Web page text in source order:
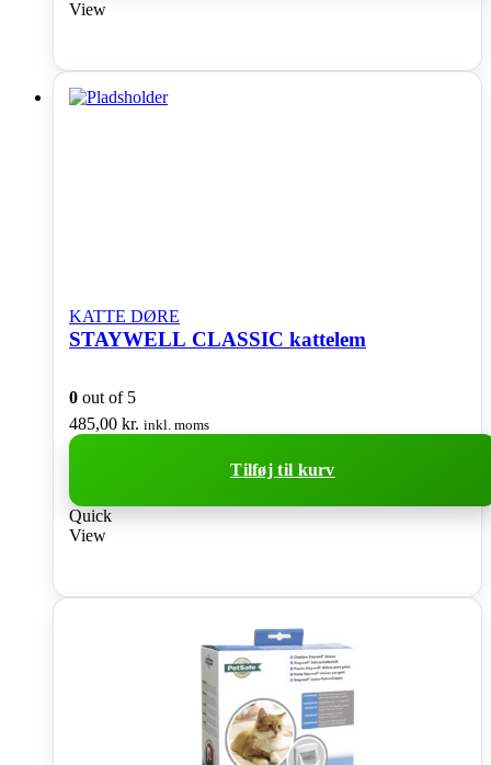
View
KATTE DØRE
STAYWELL CLASSIC kattelem
0 out of 5
485,00 kr. inkl. moms
Tilføj til kurv
Quick
View